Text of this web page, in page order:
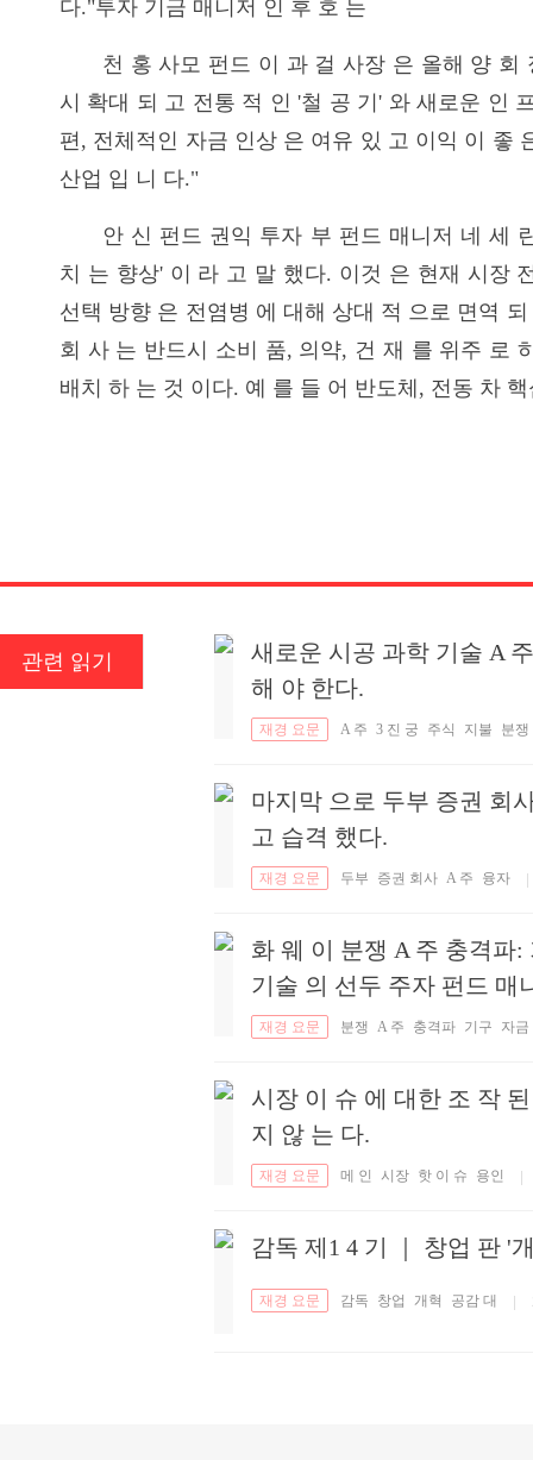
다."투자 기금 매니저 인 후 호 는
천 홍 사모 펀드 이 과 걸 사장 은 올해 양
시 확대 되 고 전통 적 인 '철 공 기' 와 새로운 인
편, 전체적인 자금 인상 은 여유 있 고 이익 이 좋
산업 입 니 다."
안 신 펀드 권익 투자 부 펀드 매니저 네 세
치 는 향상' 이 라 고 말 했다. 이것 은 현재 시장
선택 방향 은 전염병 에 대해 상대 적 으로 면역
회 사 는 반드시 소비 품, 의약, 건 재 를 위주 로
배치 하 는 것 이다. 예 를 들 어 반도체, 전동 차
관련 읽기
새로운 시공 과학 기술 A
해 야 한다.
재경 요문 A 주 3 진 궁 주식 지불
분쟁
마지막 으로 두부 증권 회
고 습격 했다.
재경 요문 두부 증권 회사 A 주 융자
화 웨 이 분쟁 A 주 충격파
기술 의 선두 주자 펀드 매
재경 요문 분쟁 A 주 충격파 기구
자금
시장 이 슈 에 대한 조 작
지 않 는 다.
재경 요문 메 인 시장 핫 이 슈 용인
감독 제1 4 기 ｜ 창업 판 '
재경 요문 감독 창업 개혁 공감 대